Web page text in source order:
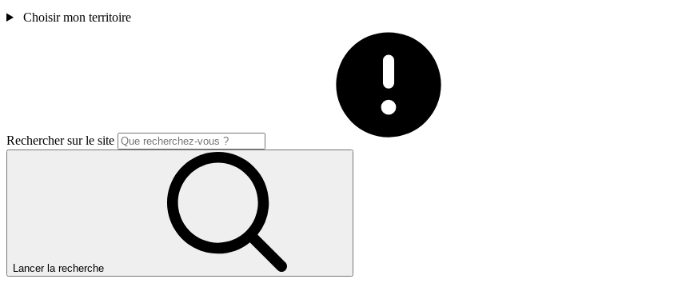
Choisir mon territoire
Rechercher sur le site
Lancer la recherche